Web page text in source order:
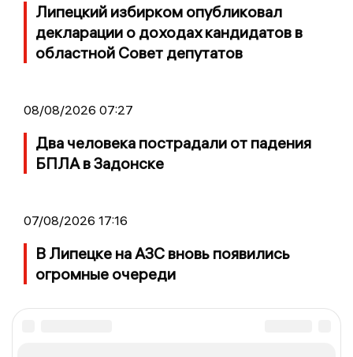
Липецкий избирком опубликовал
декларации о доходах кандидатов в
областной Совет депутатов
08/08/2026 07:27
Два человека пострадали от падения
БПЛА в Задонске
07/08/2026 17:16
В Липецке на АЗС вновь появились
огромные очереди